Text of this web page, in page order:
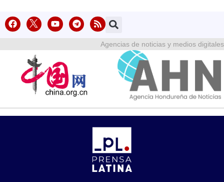
Agencias de noticias y medios digitales